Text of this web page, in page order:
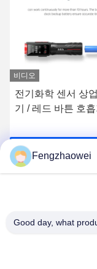
비디오
전기화학 센서 상
기 / 레드 바튼 호
최상의 가격을
Fengzhaowei
Good day, what